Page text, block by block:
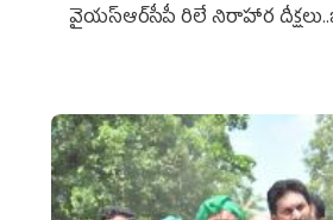
వైయ‌స్ఆర్‌సీపీ రిలే నిరాహార